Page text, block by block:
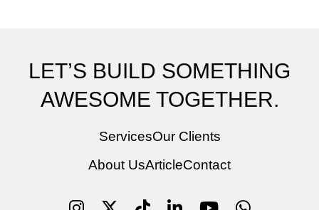
LET’S BUILD SOMETHING
AWESOME TOGETHER.
ServicesOur Clients
About UsArticleContact